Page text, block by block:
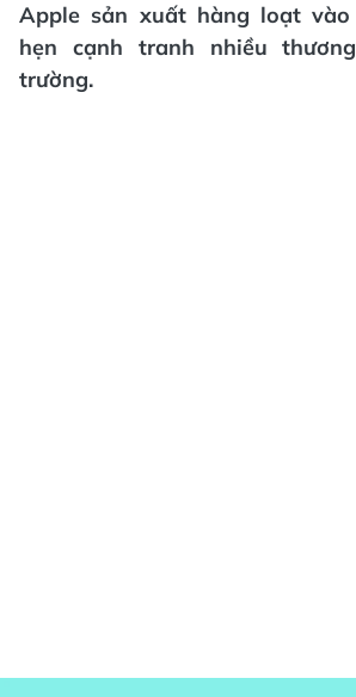
Apple sản xuất hàng loạt
hẹn cạnh tranh nhiều
trường.